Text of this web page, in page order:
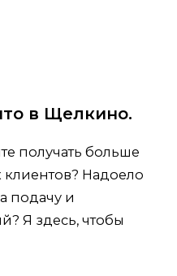
в Щелкино.
получать больше
клиентов? Надоело
подачу и
Я здесь, чтобы